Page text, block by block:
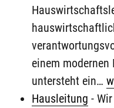
einem
untersteht ein…
Hausleitung -